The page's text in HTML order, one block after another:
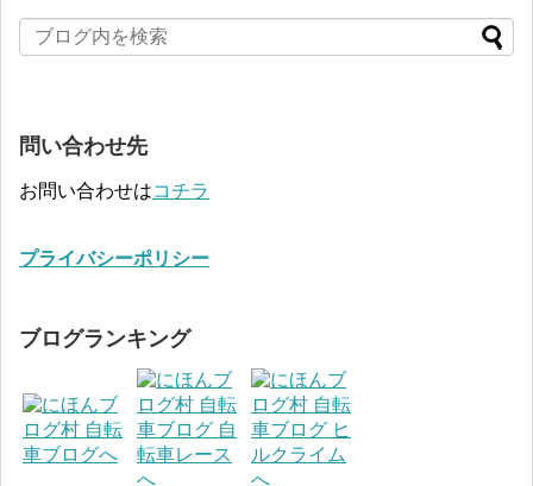
問い合わせ先
お問い合わせはコチラ
プライバシーポリシー
ブログランキング